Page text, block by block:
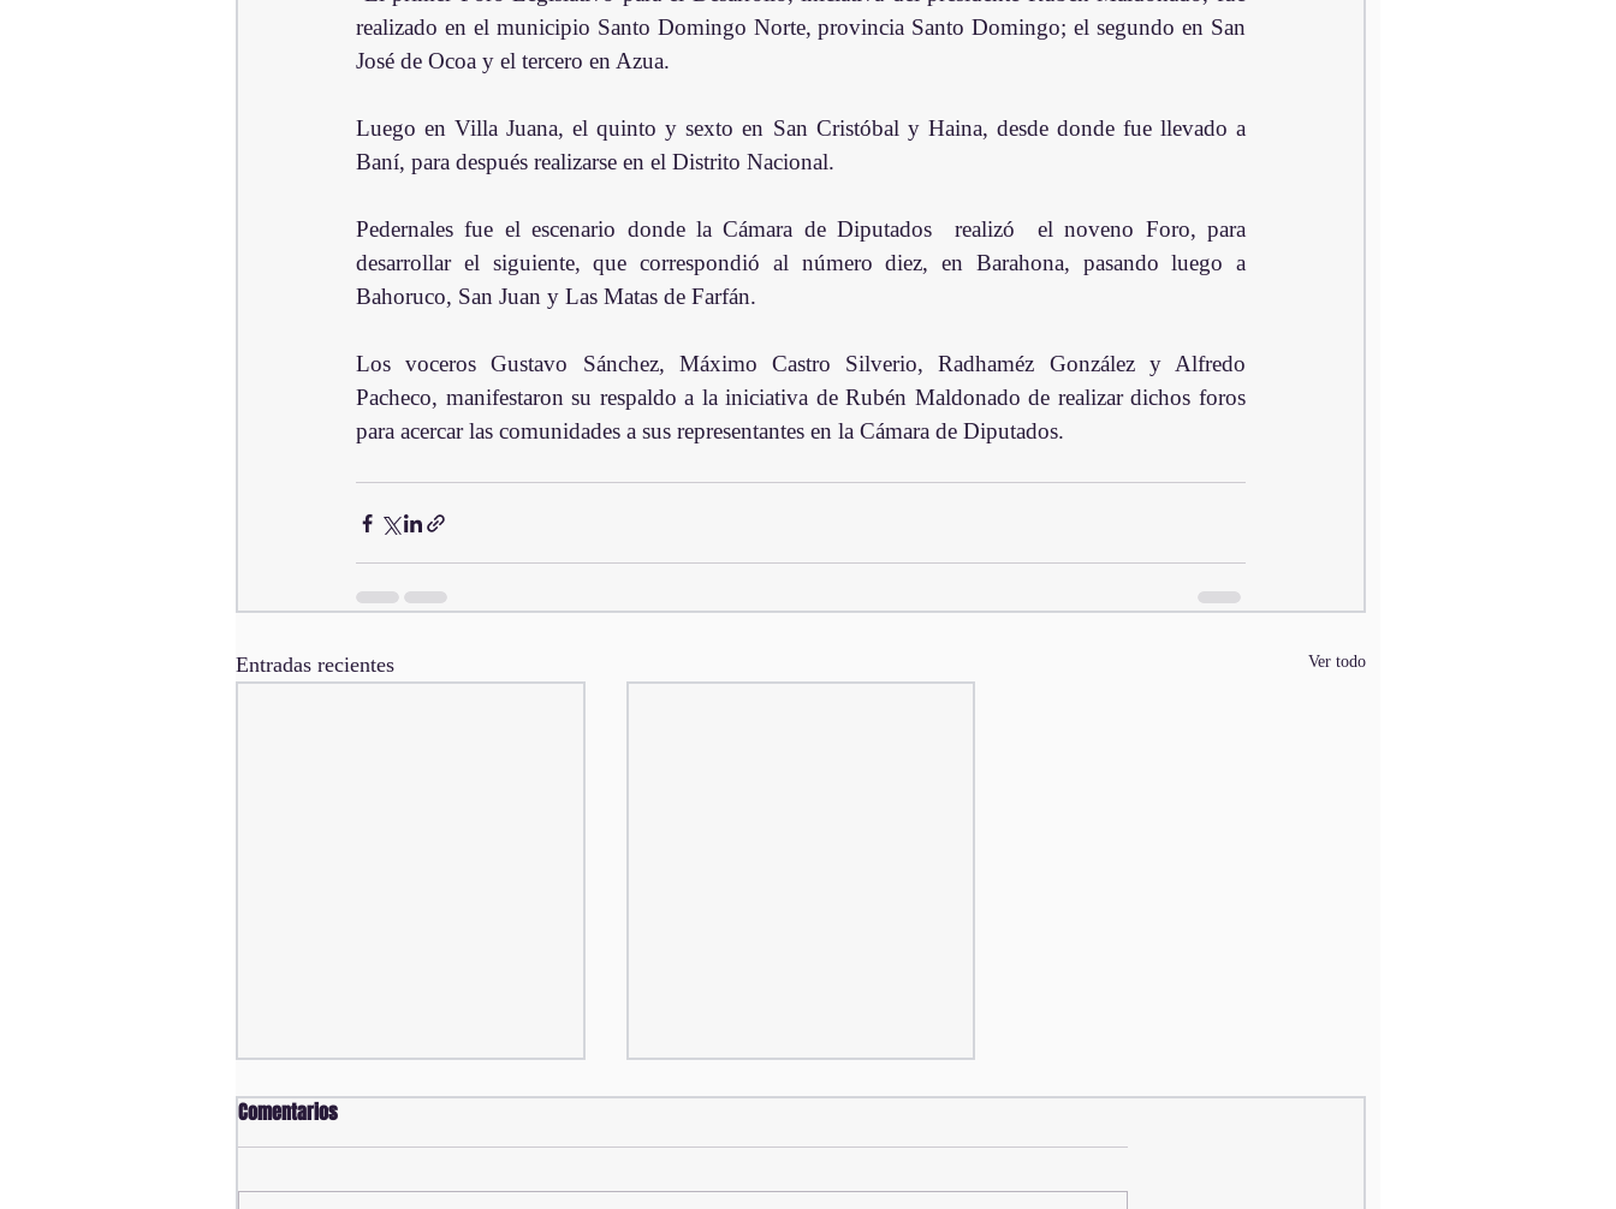
realizado en el municipio Santo Domingo Norte, provincia Santo Domingo; el segundo en San
José de Ocoa y el tercero en Azua.
Luego en Villa Juana, el quinto y sexto en San Cristóbal y Haina, desde donde fue llevado a
Baní, para después realizarse en el Distrito Nacional.
Pedernales fue el escenario donde la Cámara de Diputados  realizó  el noveno Foro, para
desarrollar el siguiente, que correspondió al número diez, en Barahona, pasando luego a
Bahoruco, San Juan y Las Matas de Farfán.
Los voceros Gustavo Sánchez, Máximo Castro Silverio, Radhaméz González y Alfredo
Pacheco, manifestaron su respaldo a la iniciativa de Rubén Maldonado de realizar dichos foros
para acercar las comunidades a sus representantes en la Cámara de Diputados.
Entradas recientes Ver todo
Comentarios